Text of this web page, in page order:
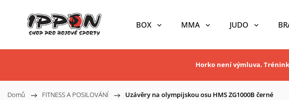
BOX MMA JUDO
Horko není výmluva. Trénink
Domů / FITNESS A POSILOVÁNÍ / Uzávěry na olympijskou osu HMS ZG1000B černé